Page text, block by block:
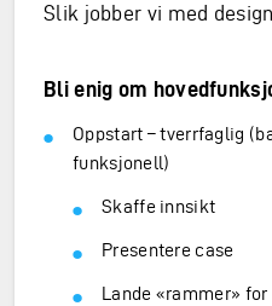
Slik jobber vi med
Bli enig om
Oppstart – tverrfaglig
funksjonell)
Skaffe innsikt
Presentere case
Lande «rammer»